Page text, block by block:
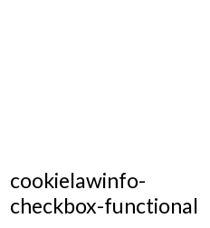
cookielawinfo-
checkbox-functional